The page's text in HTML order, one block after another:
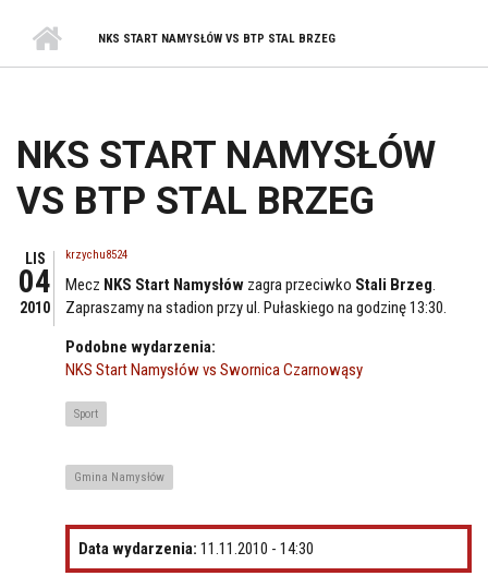
NKS START NAMYSŁÓW VS BTP STAL BRZEG
NKS START NAMYSŁÓW
VS BTP STAL BRZEG
LIS
04
2010
krzychu8524
Mecz NKS Start Namysłów zagra przeciwko Stali Brzeg.
Zapraszamy na stadion przy ul. Pułaskiego na godzinę 13:30.
Podobne wydarzenia:
NKS Start Namysłów vs Swornica Czarnowąsy
Sport
Gmina Namysłów
Data wydarzenia: 11.11.2010 - 14:30